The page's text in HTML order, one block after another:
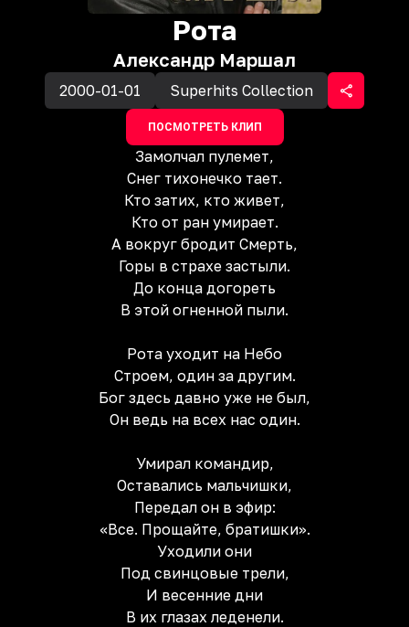
Рота
Александр Маршал
2000-01-01 Superhits Collection
ПОСМОТРЕТЬ КЛИП
Замолчал пулемет,
Снег тихонечко тает.
Кто затих, кто живет,
Кто от ран умирает.
А вокруг бродит Смерть,
Горы в страхе застыли.
До конца догореть
В этой огненной пыли.
Рота уходит на Небо
Строем, один за другим.
Бог здесь давно уже не был,
Он ведь на всех нас один.
Умирал командир,
Оставались мальчишки,
Передал он в эфир:
«Все. Прощайте, братишки».
Уходили они
Под свинцовые трели,
И весенние дни
В их глазах леденели.